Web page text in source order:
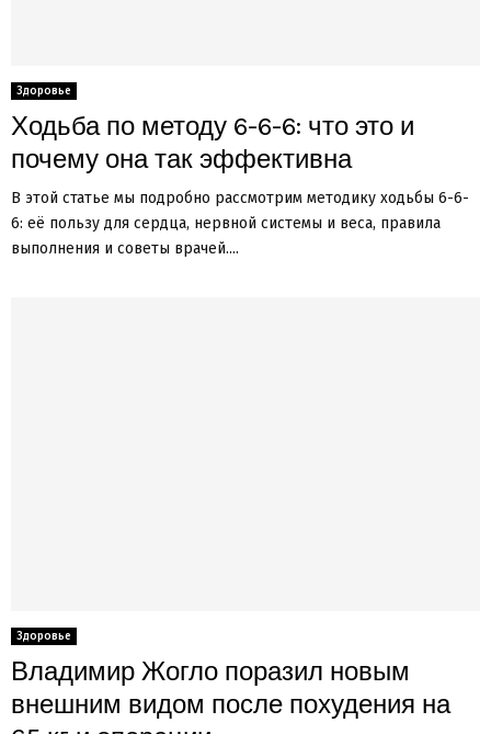
Здоровье
Ходьба по методу 6-6-6: что это и
почему она так эффективна
В этой статье мы подробно рассмотрим методику ходьбы 6-6-
6: её пользу для сердца, нервной системы и веса, правила
выполнения и советы врачей....
Здоровье
Владимир Жогло поразил новым
внешним видом после похудения на